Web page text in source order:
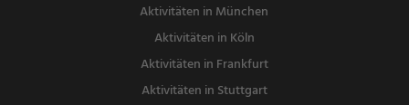
Aktivitäten in München
Aktivitäten in Köln
Aktivitäten in Frankfurt
Aktivitäten in Stuttgart